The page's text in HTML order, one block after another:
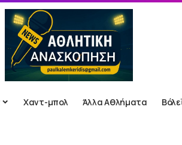
Χαντ-μπολ Άλλα Αθλήματα